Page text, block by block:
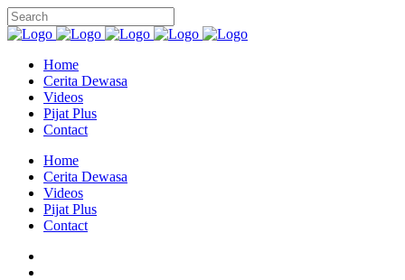
Home
Cerita Dewasa
Videos
Pijat Plus
Contact
Home
Cerita Dewasa
Videos
Pijat Plus
Contact